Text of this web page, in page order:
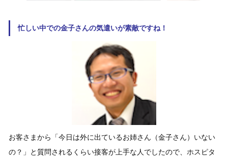
忙しい中での金子さんの気遣いが素敵ですね！
お客さまから「今日は外に出ているお姉さん（金子さん）いない
の？」と質問されるくらい接客が上手な人でしたので、ホスピタ